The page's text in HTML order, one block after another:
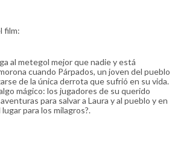
film:
al metegol mejor que nadie y está
cuando Párpados, un joven del pueblo
de la única derrota que sufrió en su vida.
mágico: los jugadores de su querido
para salvar a Laura y al pueblo y en
para los milagros?.